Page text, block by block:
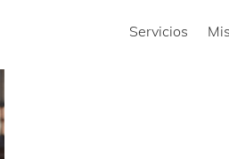
Servicios